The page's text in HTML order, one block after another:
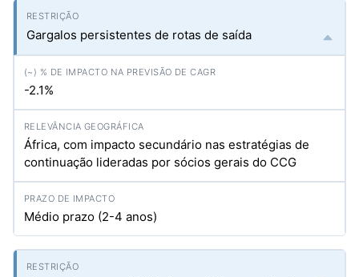
Gargalos persistentes de rotas de saída
-2.1%
África, com impacto secundário nas estratégias de
continuação lideradas por sócios gerais do CCG
Médio prazo (2-4 anos)